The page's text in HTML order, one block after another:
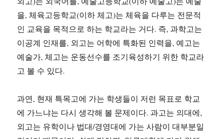
을, 체육고등학교(이하 체고)는 체육을 다루는 전문적
인 교육을 목적으로 하는 학교라는 거다. 즉, 과학고는
이공계 인재를, 외고는 어학에 특화된 인력을, 예고는
예술가, 체고는 운동선수를 조기육성하기 위한 학교라
고 볼 수 있다.
과연, 현재 특목고에 가는 학생들이 저런 목표로 학교
에 가느냐는 다시 생각해 볼 문제이다. 과고는 의대에,
외고는 유학이나 법대/경영대에 가는 사람이 대부분일